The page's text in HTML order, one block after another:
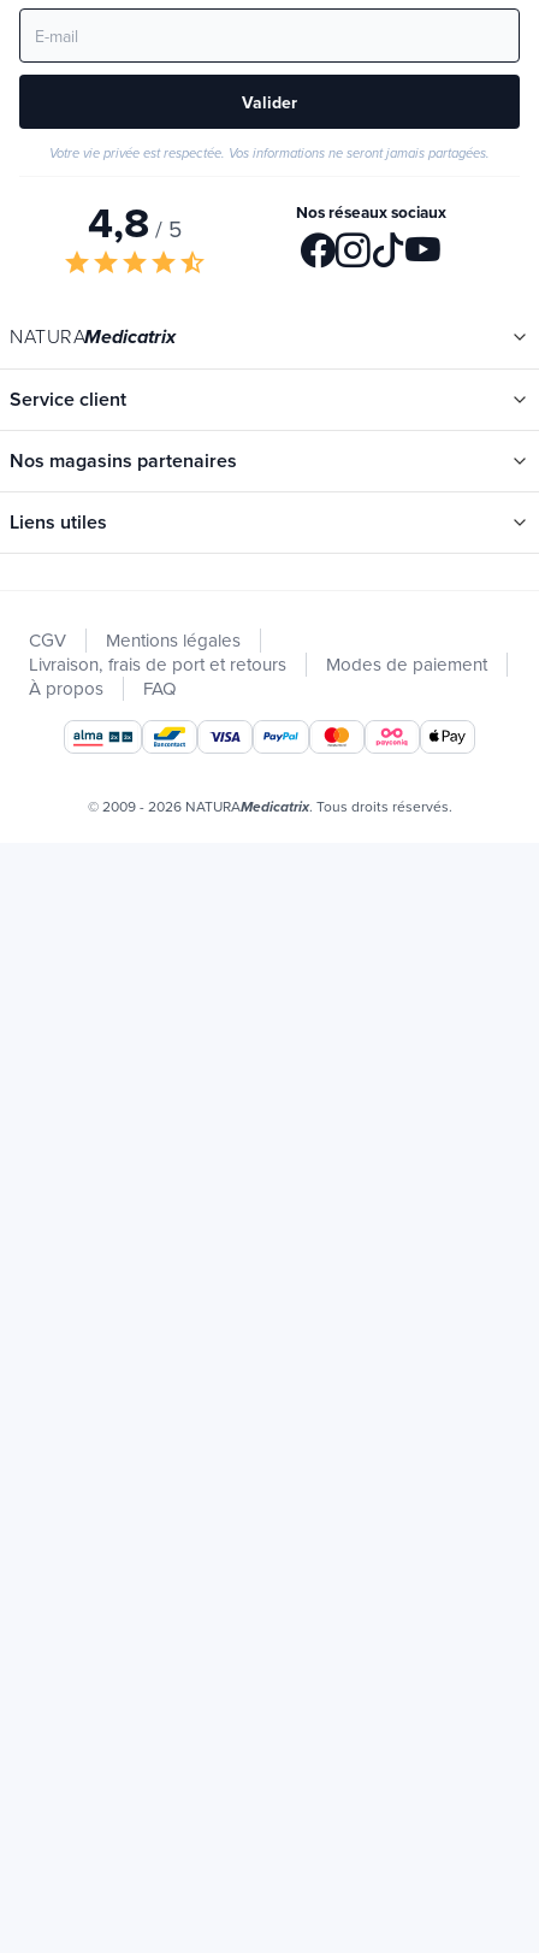
Valider
Votre vie privée est respectée. Vos informations ne seront jamais partagées.
4,8 / 5
starstarstarstarstar_half
Nos réseaux sociaux
NATURAMedicatrix
Service client
Nos magasins partenaires
Liens utiles
Promotions
Catalogues
Nos marques
Offres d'emploi
Certificats bio
CGV
Mentions légales
Livraison, frais de port et retours
Modes de paiement
À propos
FAQ
© 2009 - 2026 NATURAMedicatrix. Tous droits réservés.